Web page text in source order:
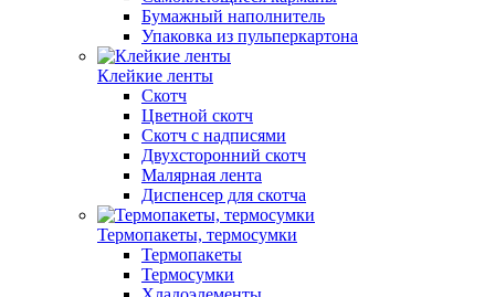
Бумажный наполнитель
Упаковка из пульперкартона
Клейкие ленты
Скотч
Цветной скотч
Скотч с надписями
Двухсторонний скотч
Малярная лента
Диспенсер для скотча
Термопакеты, термосумки
Термопакеты
Термосумки